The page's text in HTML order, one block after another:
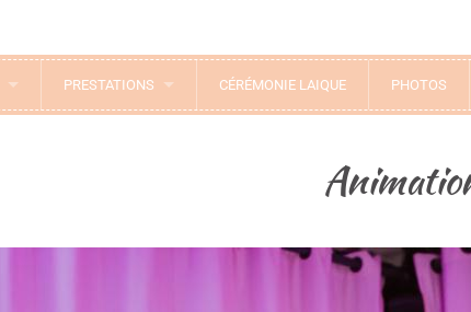
PRESTATIONS CÉRÉMONIE LAIQUE PHOTOS